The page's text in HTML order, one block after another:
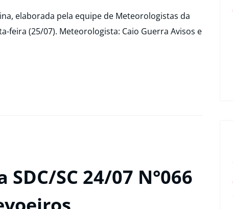
elaborada pela equipe de Meteorologistas da
feira (25/07). Meteorologista: Caio Guerra Avisos e
SC 24/07 N°066